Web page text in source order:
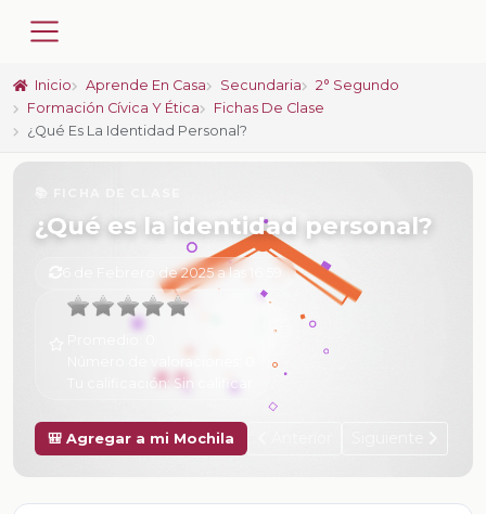
Inicio Aprende En Casa Secundaria
2° Segundo
Formación Cívica Y Ética
Fichas De Clase
¿Qué Es La Identidad Personal?
¿Qué es la identidad personal?
6 de Febrero de 2025 a las 16:59
Tu calificación: Sin calificar
🎒 Agregar a mi Mochila